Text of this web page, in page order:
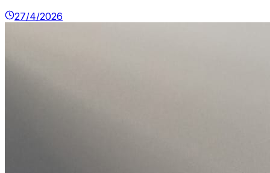
27/4/2026